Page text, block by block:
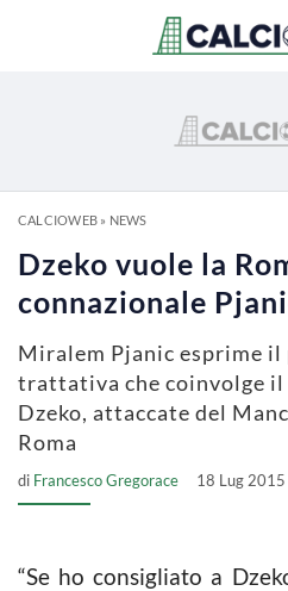
CALCIOWEB» NEWS
Dzeko vuole la
connazionale
Miralem Pjanic esprime
trattativa che coinvolge il
Dzeko, attaccate del
Roma
di Francesco Gregorace 18 Lug
“Se ho consigliato a